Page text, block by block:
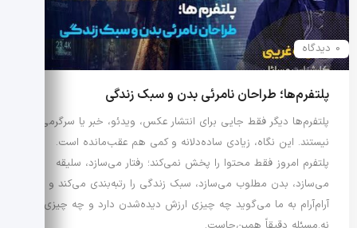
0 دیدگاه
پلتفرم‌ها؛ طراحان نامرئی بدن و سبک زندگی
پلتفرم‌ها دیگر فقط جایی برای انتشار عکس، ویدئو، خبر یا سرگرمی
نیستند. این نگاه، زیادی ساده‌دلانه و کمی هم عقب‌مانده است.
پلتفرم امروز فقط محتوا را پخش نمی‌کند؛ رفتار می‌سازد، سلیقه
می‌سازد، بدن مطلوب می‌سازد، سبک زندگی را رتبه‌بندی می‌کند و
آرام‌آرام به ما می‌گوید چه چیزی ارزش دیده‌شدن دارد و چه چیزی